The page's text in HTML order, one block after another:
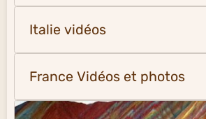
Italie vidéos
France Vidéos et photos